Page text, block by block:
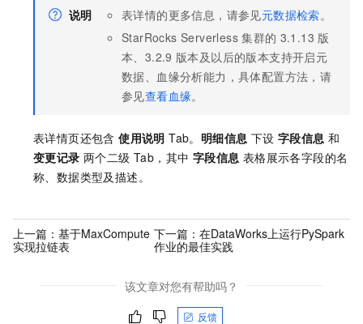
说明 表详情的更多信息，请参见元数据检索。
StarRocks Serverless 集群的 3.1.13 版
本、3.2.9 版本及以后的版本支持开启元
数据、血缘分析能力，具体配置方法，请
参见查看血缘。
表详情页还包含使用说明 Tab。 明细信息 下设字段信息 和
变更记录 两个二级 Tab，其中 字段信息 表格展示各字段的名
称、数据类型及描述。
上一篇： 基于MaxCompute
实现拉链表
下一篇： 在DataWorks上运行PySpark
作业的最佳实践
该文章对您有帮助吗？
反馈